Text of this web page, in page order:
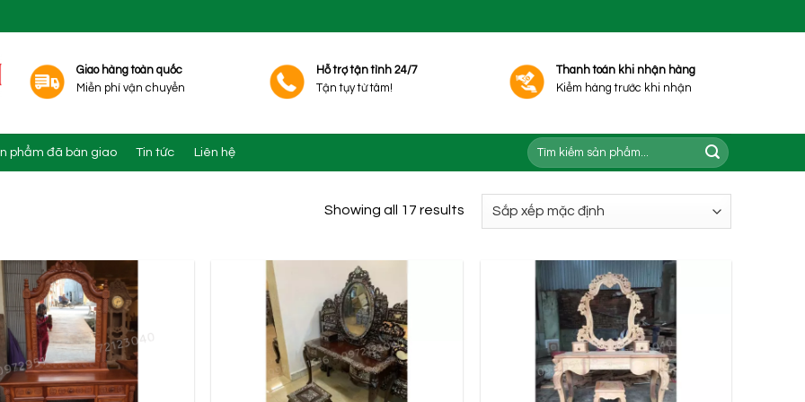
Giao hàng toàn quốc
Miễn phí vận chuyển
Hỗ trợ tận tình 24/7
Tận tụy từ tâm!
Thanh toán khi nhận hàng
Kiểm hàng trước khi nhận
phẩm đã bàn giao Tin tức Liên hệ
Tìm
kiếm:
Showing all 17 results